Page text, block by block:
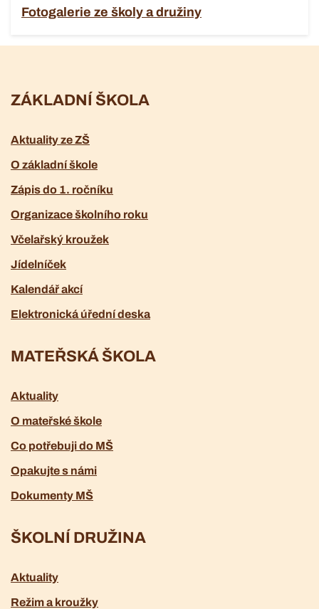
Fotogalerie ze školy a družiny
ZÁKLADNÍ ŠKOLA
Aktuality ze ZŠ
O základní škole
Zápis do 1. ročníku
Organizace školního roku
Včelařský kroužek
Jídelníček
Kalendář akcí
Elektronická úřední deska
MATEŘSKÁ ŠKOLA
Aktuality
O mateřské škole
Co potřebuji do MŠ
Opakujte s námi
Dokumenty MŠ
ŠKOLNÍ DRUŽINA
Aktuality
Režim a kroužky